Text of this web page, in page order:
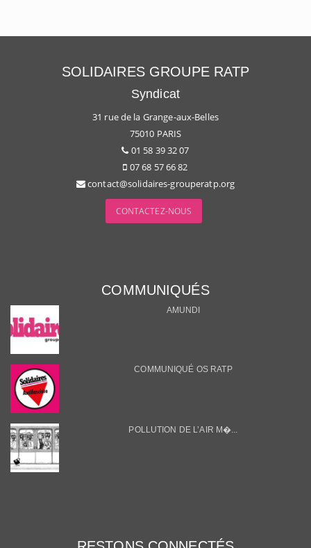
SOLIDAIRES GROUPE RATP
Syndicat
31 rue de la Grange-aux-Belles
75010 PARIS
01 58 39 32 07
07 68 57 66 82
contact@solidaires-grouperatp.org
CONTACTEZ-NOUS
COMMUNIQUÉS
AMUNDI
COMMUNIQUÉ OS RATP
POLLUTION DE L’AIR M�...